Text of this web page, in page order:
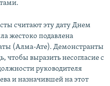
считают эту дату Днем
жестоко подавлена
(Алма-Ате). Демонстранты
выразить несогласие с
руководителя
и назначившей на этот